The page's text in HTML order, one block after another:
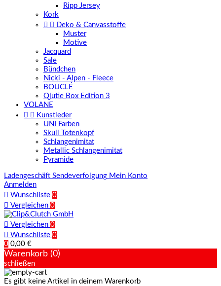
Ripp Jersey
Kork
  Deko & Canvasstoffe
Muster
Motive
Jacquard
Sale
Bündchen
Nicki - Alpen - Fleece
BOUCLÉ
Qjutie Box Edition 3
VOLANE
  Kunstleder
UNI Farben
Skull Totenkopf
Schlangenimitat
Metallic Schlangenimitat
Pyramide
Ladengeschäft Sendeverfolgung Mein Konto
Anmelden
 Wunschliste 0
 Vergleichen 0
 Vergleichen 0
 Wunschliste 0
0 0,00 €
Warenkorb (0)
schließen
Es gibt keine Artikel in deinem Warenkorb